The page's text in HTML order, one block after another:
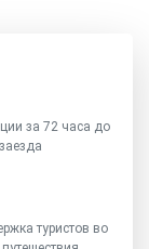
за 72 часа до
заезда
туристов во